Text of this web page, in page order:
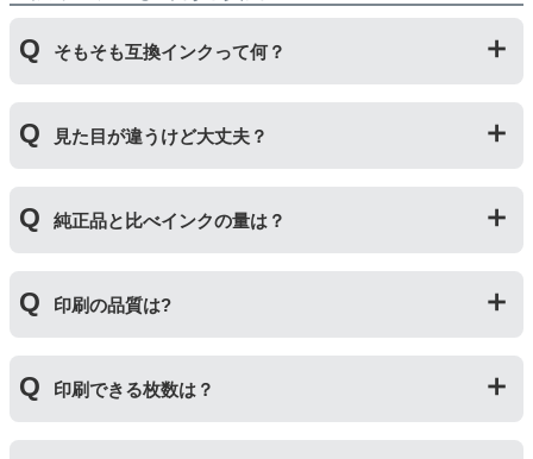
そもそも互換インクって何？
いる互換品です。サードパーティ製や社外品などとも言
われます。開発コストが低いため純正品よりも安価でご
見た目が違うけど大丈夫？
いる互換品です。プリンターに適合するように作られて
いますが、一部特許回避を目的に形状をあえて変更して
ご安心ください。
純正品と比べインクの量は？
インク量が入っており、純正インクと同等量の印刷がで
きます。（インクが純正品より多く入っていても、必ず
ん。）
印刷の品質は?
の順です。
印刷できる枚数は？